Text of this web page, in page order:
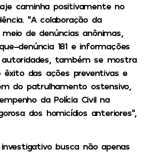
caminha positivamente no
“A colaboração da
de denúncias anônimas,
denúncia 181 e informações
autoridades, também se mostra
êxito das ações preventivas e
do patrulhamento ostensivo,
da Polícia Civil na
dos homicídios anteriores”,
investigativo busca não apenas